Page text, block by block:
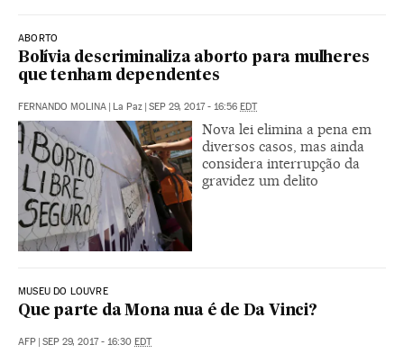
ABORTO
Bolívia descriminaliza aborto para mulheres
que tenham dependentes
FERNANDO MOLINA | La Paz | SEP 29, 2017 - 16:56 EDT
Nova lei elimina a pena em
diversos casos, mas ainda
considera interrupção da
gravidez um delito
MUSEU DO LOUVRE
Que parte da Mona nua é de Da Vinci?
AFP | SEP 29, 2017 - 16:30 EDT